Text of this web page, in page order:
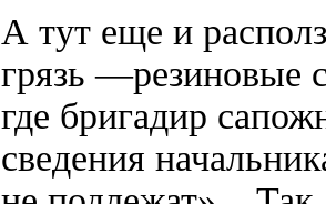
А тут еще и
грязь —резиновые
где бригадир
сведения